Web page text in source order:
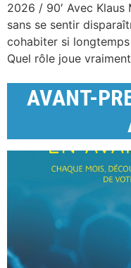
2026 / 90′ Avec
sans se sentir
cohabiter si
Quel rôle joue
AVANT-